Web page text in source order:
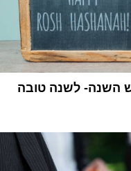
השנה- לשנה טובה